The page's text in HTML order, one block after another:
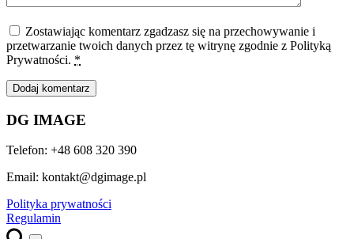
Zostawiając komentarz zgadzasz się na przechowywanie i
przetwarzanie twoich danych przez tę witrynę zgodnie z Polityką
Prywatności. *
DG IMAGE
Telefon: +48 608 320 390
Email: kontakt@dgimage.pl
Polityka prywatności
Regulamin